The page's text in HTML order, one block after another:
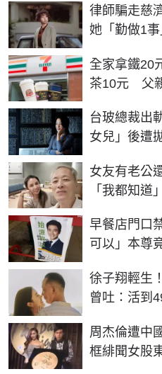
律師騙走慈
她「勤做1
全家拿鐵20
茶10元 父
台玻總裁出
女兒」後遭
女友有老公
「我都知道
早餐店門口
可以」本尊
徐子翔輕生
曾吐：活到
周杰倫遭中
框緋聞女股